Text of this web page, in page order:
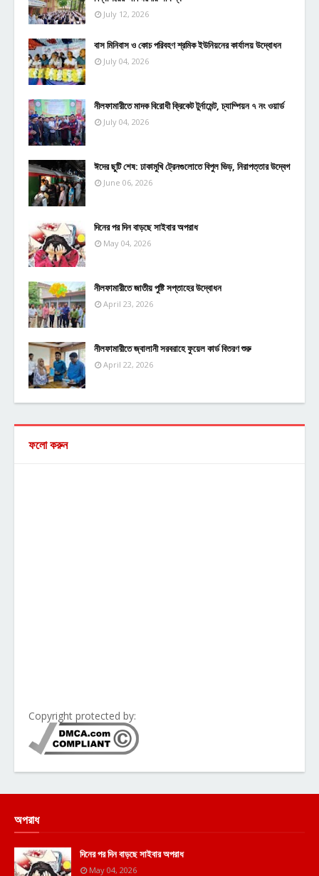
July 12, 2026
বাস মিনিবাস ও কোচ পরিবহণ শ্রমিক ইউনিয়নের কার্যালয় উদ্বোধন
July 04, 2026
নীলফামারীতে মাদক বিরোধী ক্রিকেট টুর্নামেন্ট, চ্যাম্পিয়ন ৭ নং ওয়ার্ড
July 04, 2026
ঈদের ছুটি শেষ: ঢাকামুখি ট্রেনগুলোতে বিপুল ভিড়, নিরাপত্তার উদ্বেগ
June 06, 2026
দিনের পর দিন বাড়ছে সাইবার অপরাধ
May 04, 2026
নীলফামারীতে জাতীয় পুষ্টি সপ্তাহের উদ্বোধন
April 23, 2026
নীলফামারীতে জ্বালানী সরবরাহে ফুয়েল কার্ড বিতরণ শুরু
April 22, 2026
ফলো করুন
Copyright protected by:
অপরাধ
দিনের পর দিন বাড়ছে সাইবার অপরাধ
May 04, 2026